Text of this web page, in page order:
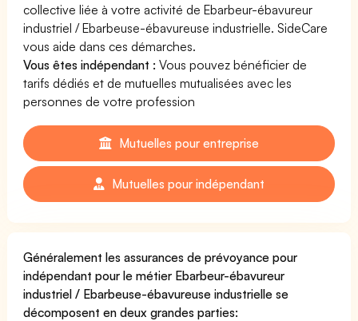
collective liée à votre activité de Ebarbeur-ébavureur
industriel / Ebarbeuse-ébavureuse industrielle. SideCare
vous aide dans ces démarches.
Vous êtes indépendant : Vous pouvez bénéficier de
tarifs dédiés et de mutuelles mutualisées avec les
personnes de votre profession
Mutuelles pour entreprise
Mutuelles pour indépendant
Généralement les assurances de prévoyance pour
indépendant pour le métier Ebarbeur-ébavureur
industriel / Ebarbeuse-ébavureuse industrielle se
décomposent en deux grandes parties: